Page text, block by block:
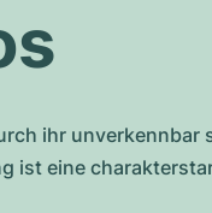
ihr
ist eine